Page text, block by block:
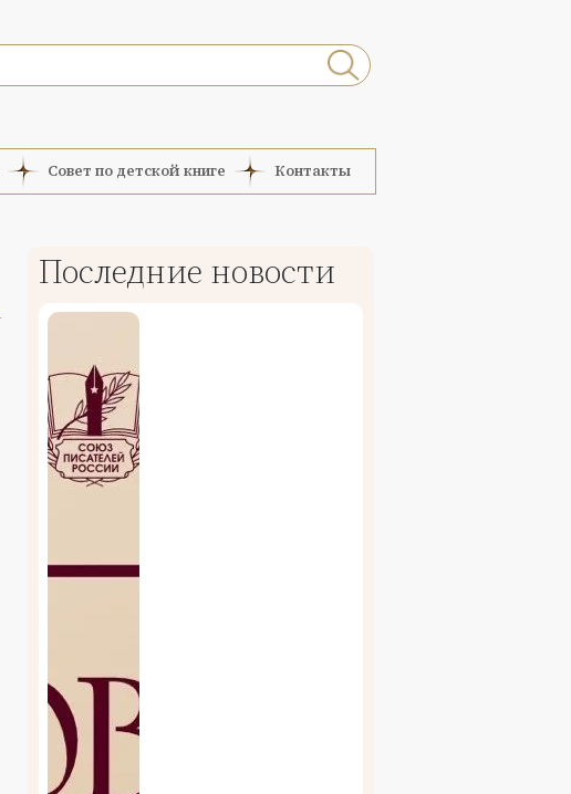
Совет по детской книге Контакты
Последние новости